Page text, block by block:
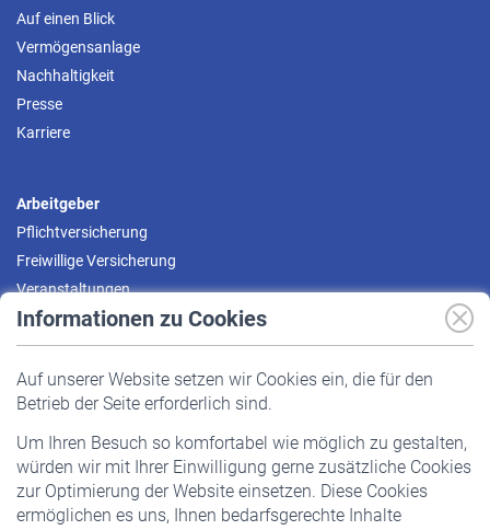
Informationen zu Cookies
Auf unserer Website setzen wir Cookies ein, die für den
Betrieb der Seite erforderlich sind.
Um Ihren Besuch so komfortabel wie möglich zu gestalten,
würden wir mit Ihrer Einwilligung gerne zusätzliche Cookies
zur Optimierung der Website einsetzen. Diese Cookies
ermöglichen es uns, Ihnen bedarfsgerechte Inhalte
Auf einen Blick
Vermögensanlage
Nachhaltigkeit
Presse
Karriere
Arbeitgeber
Pflichtversicherung
Freiwillige Versicherung
Veranstaltungen
Pflichtversicherung
Staatliche Förderung
Veranstaltungen